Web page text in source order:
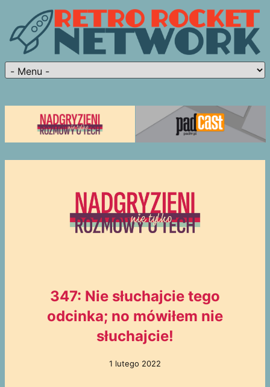
347: Nie słuchajcie tego
odcinka; no mówiłem nie
słuchajcie!
1 lutego 2022